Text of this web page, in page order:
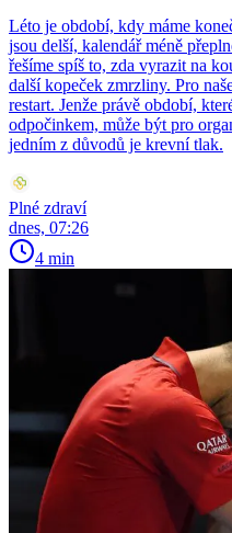
Léto je období, kdy máme
jsou delší, kalendář méně
řešíme spíš to, zda vyrazit na
další kopeček zmrzliny. Pro
restart. Jenže právě období,
odpočinkem, může být pro
jedním z důvodů je krevní tlak.
Plné zdraví
dnes, 07:26
4 min